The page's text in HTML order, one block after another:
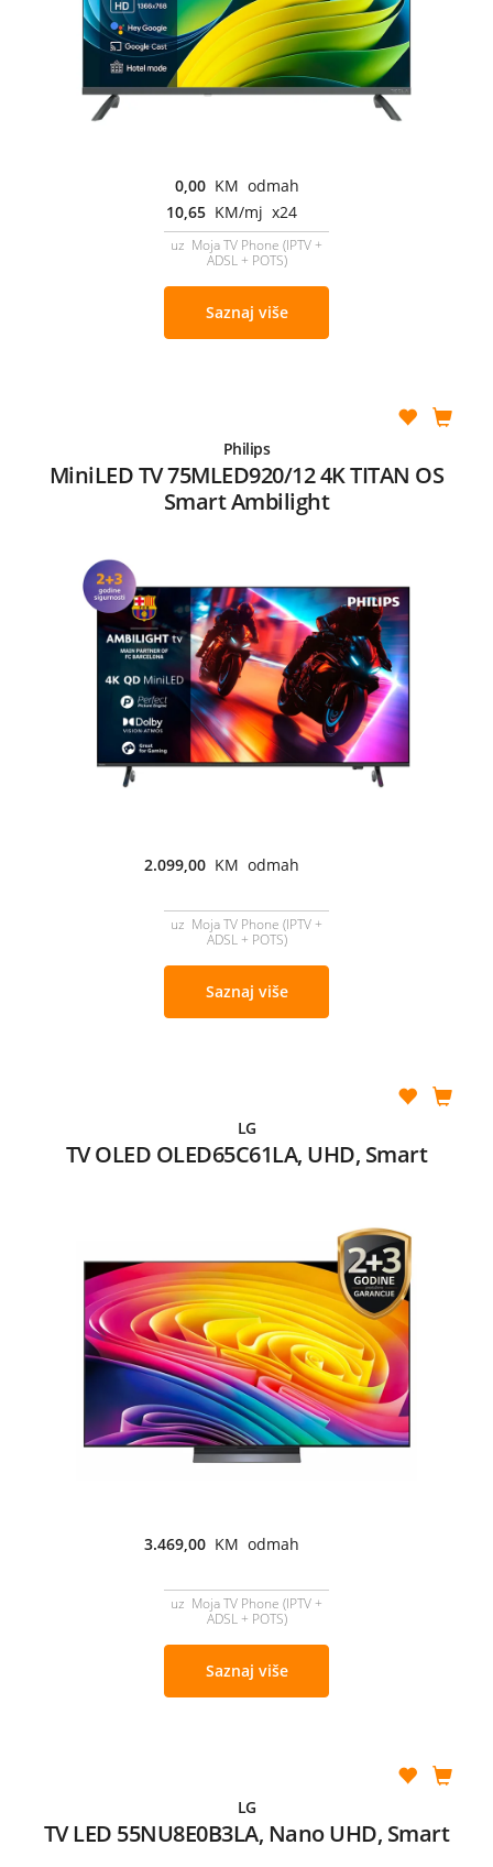
0,00 KM odmah
10,65 KM/mj x24
uz Moja TV Phone (IPTV +
ADSL + POTS)
Saznaj više
Philips
MiniLED TV 75MLED920/12 4K TITAN OS
Smart Ambilight
2.099,00 KM odmah
uz Moja TV Phone (IPTV +
ADSL + POTS)
Saznaj više
LG
TV OLED OLED65C61LA, UHD, Smart
3.469,00 KM odmah
uz Moja TV Phone (IPTV +
ADSL + POTS)
Saznaj više
LG
TV LED 55NU8E0B3LA, Nano UHD, Smart